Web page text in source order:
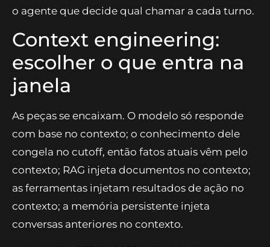
o agente que decide qual chamar a cada turno.
Context engineering:
escolher o que entra na
janela
As peças se encaixam. O modelo só responde
com base no contexto; o conhecimento dele
congela no cutoff, então fatos atuais vêm pelo
contexto; RAG injeta documentos no contexto;
as ferramentas injetam resultados de ação no
contexto; a memória persistente injeta
conversas anteriores no contexto.